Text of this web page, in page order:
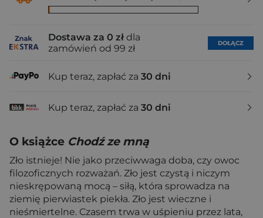
Dostawa za 0 zł dla
zamówień od 99 zł
DOŁĄCZ
Kup teraz, zapłać za 30 dni
Kup teraz, zapłać za 30 dni
O książce Chodź ze mną
Zło istnieje! Nie jako przeciwwaga doba, czy owoc
filozoficznych rozważań. Zło jest czystą i niczym
nieskrępowaną mocą – siłą, która sprowadza na
ziemię pierwiastek piekła. Zło jest wieczne i
nieśmiertelne. Czasem trwa w uśpieniu przez lata,